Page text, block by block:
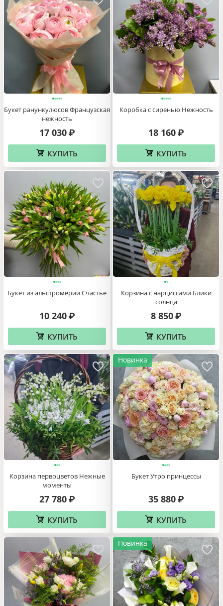
Букет ранункулюсов Французская
нежность
17 030 ₽
КУПИТЬ
Коробка с сиренью Нежность
18 160 ₽
КУПИТЬ
Букет из альстромерии Счастье
10 240 ₽
КУПИТЬ
Корзина с нарциссами Блики
солнца
8 850 ₽
КУПИТЬ
Корзина первоцветов Нежные
моменты
27 780 ₽
КУПИТЬ
Новинка
Букет Утро принцессы
35 880 ₽
КУПИТЬ
Новинка